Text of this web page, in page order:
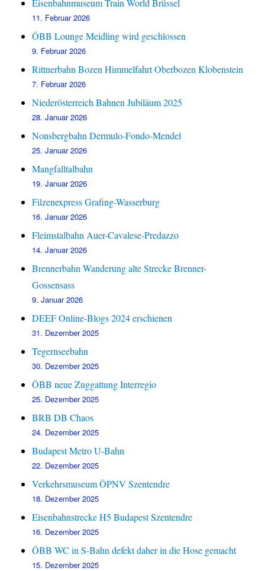
11. Februar 2026
ÖBB Lounge Meidling wird geschlossen
9. Februar 2026
Rittnerbahn Bozen Himmelfahrt Oberbozen Klobenstein
7. Februar 2026
Niederösterreich Bahnen Jubiläum 2025
28. Januar 2026
Nonsbergbahn Dermulo-Fondo-Mendel
25. Januar 2026
Mangfalltalbahn
19. Januar 2026
Filzenexpress Grafing-Wasserburg
16. Januar 2026
Fleimstalbahn Auer-Cavalese-Predazzo
14. Januar 2026
Brennerbahn Wanderung alte Strecke Brenner-
Gossensass
9. Januar 2026
DEEF Online-Blogs 2024 erschienen
31. Dezember 2025
Tegernseebahn
30. Dezember 2025
ÖBB neue Zuggattung Interregio
25. Dezember 2025
BRB DB Chaos
24. Dezember 2025
Budapest Metro U-Bahn
22. Dezember 2025
Verkehrsmuseum ÖPNV Szentendre
18. Dezember 2025
Eisenbahnstrecke H5 Budapest Szentendre
16. Dezember 2025
ÖBB WC in S-Bahn defekt daher in die Hose gemacht
15. Dezember 2025